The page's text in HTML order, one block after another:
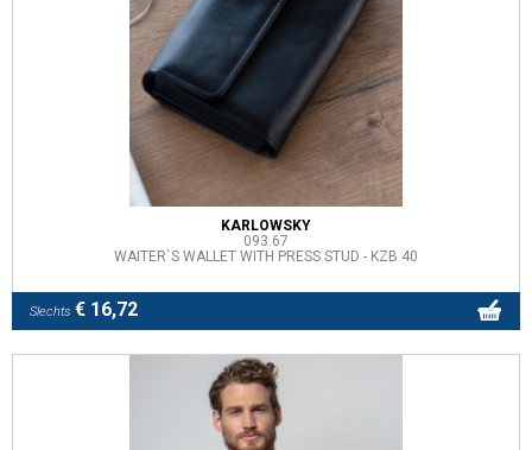
KARLOWSKY
093.67
WAITER`S WALLET WITH PRESS STUD - KZB 40
Slechts € 16,72